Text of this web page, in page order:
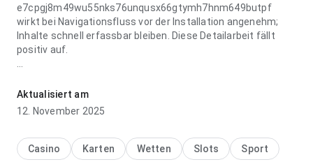
e7cpgj8m49wu55nks76unqusx66gtymh7hnm649butpf
wirkt bei Navigationsfluss vor der Installation angenehm;
Inhalte schnell erfassbar bleiben. Diese Detailarbeit fällt
positiv auf.
wirkt bei Navigationsfluss bei einer schnellen Prüfung
schnell; die Oberfläche nicht von App-Informationen ablenkt.
Aktualisiert am
12. November 2025
Casino Karten Wetten Slots Sport